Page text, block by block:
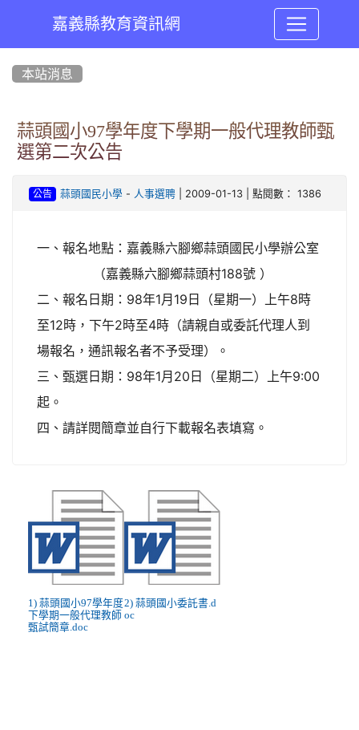
嘉義縣教育資訊網
本站消息
蒜頭國小97學年度下學期一般代理教師甄
選第二次公告
公告 蒜頭國民小學- 人事選聘| 2009-01-13 | 點閱數： 1386
一、報名地點：嘉義縣六腳鄉蒜頭國民小學辦公室
（嘉義縣六腳鄉蒜頭村188號 ）
二、報名日期：98年1月19日（星期一）上午8時
至12時，下午2時至4時（請親自或委託代理人到
場報名，通訊報名者不予受理）。
三、甄選日期：98年1月20日（星期二）上午9:00
起。
四、請詳閱簡章並自行下載報名表填寫。
1) 蒜頭國小97學年度
下學期一般代理教師
甄試簡章.doc
2) 蒜頭國小委託書.d
oc